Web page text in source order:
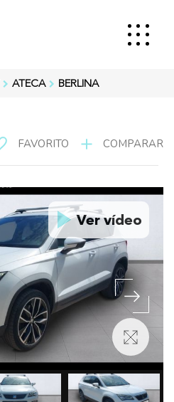
ATECA BERLINA
FAVORITO COMPARAR
Ver vídeo